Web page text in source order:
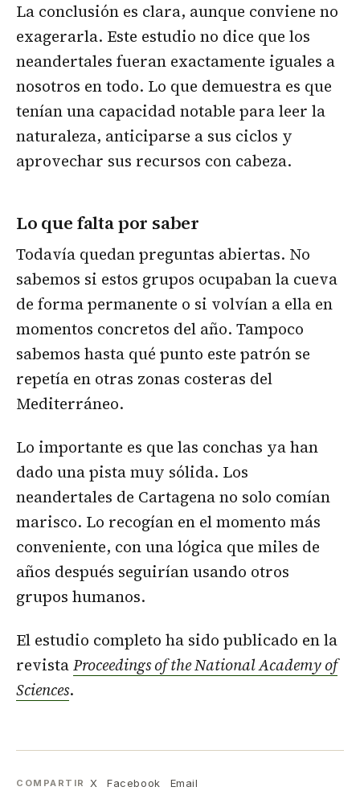
La conclusión es clara, aunque conviene no
exagerarla. Este estudio no dice que los
neandertales fueran exactamente iguales a
nosotros en todo. Lo que demuestra es que
tenían una capacidad notable para leer la
naturaleza, anticiparse a sus ciclos y
aprovechar sus recursos con cabeza.
Lo que falta por saber
Todavía quedan preguntas abiertas. No
sabemos si estos grupos ocupaban la cueva
de forma permanente o si volvían a ella en
momentos concretos del año. Tampoco
sabemos hasta qué punto este patrón se
repetía en otras zonas costeras del
Mediterráneo.
Lo importante es que las conchas ya han
dado una pista muy sólida. Los
neandertales de Cartagena no solo comían
marisco. Lo recogían en el momento más
conveniente, con una lógica que miles de
años después seguirían usando otros
grupos humanos.
El estudio completo ha sido publicado en la
revistaProceedings of the National Academy of
Sciences.
COMPARTIR X Facebook Email